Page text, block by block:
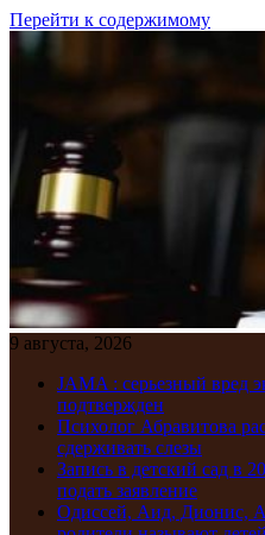
Перейти к содержимому
9 августа, 2026
JAMA : серьезный вред
подтвержден
Психолог Абравитова
сдерживать слезы
Запись в детский сад в
подать заявление
Одиссей, Аид, Дионис,